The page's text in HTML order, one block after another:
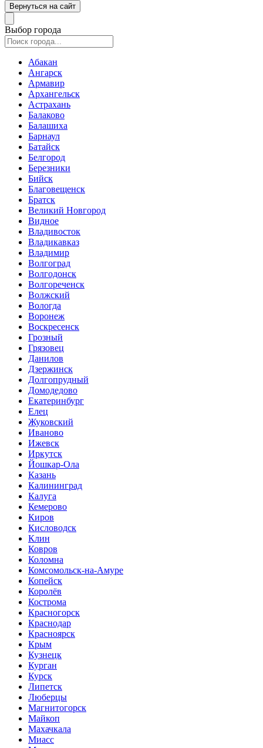
Вернуться на сайт
Выбор города
Абакан
Ангарск
Армавир
Архангельск
Астрахань
Балаково
Балашиха
Барнаул
Батайск
Белгород
Березники
Бийск
Благовещенск
Братск
Великий Новгород
Видное
Владивосток
Владикавказ
Владимир
Волгоград
Волгодонск
Волгореченск
Волжский
Вологда
Воронеж
Воскресенск
Грозный
Грязовец
Данилов
Дзержинск
Долгопрудный
Домодедово
Екатеринбург
Елец
Жуковский
Иваново
Ижевск
Иркутск
Йошкар-Ола
Казань
Калининград
Калуга
Кемерово
Киров
Кисловодск
Клин
Ковров
Коломна
Комсомольск-на-Амуре
Копейск
Королёв
Кострома
Красногорск
Краснодар
Красноярск
Крым
Кузнецк
Курган
Курск
Липетск
Люберцы
Магнитогорск
Майкоп
Махачкала
Миасс